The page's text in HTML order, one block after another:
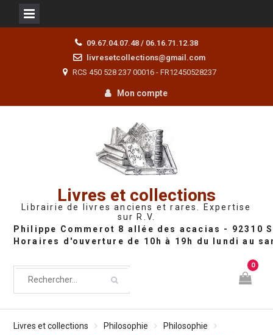
09.67.04.07.48 / 06.16.71.12.38
livresetcollections@gmail.com
RCS 450 528 237 00016 - FR12450528237
Mon compte
Livres et collections
Librairie de livres anciens et rares. Expertise
sur R.V.
0
Livres et collections Philosophie
Philosophie